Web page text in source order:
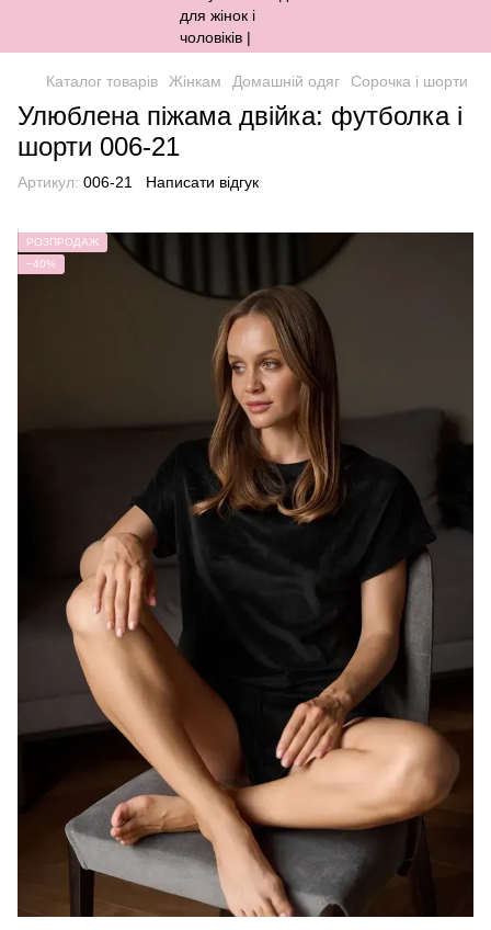
Каталог товарів Жінкам Домашній одяг Сорочка і шорти
Улюблена піжама двійка: футболка і
шорти 006-21
Артикул: 006-21 Написати відгук
РОЗПРОДАЖ
−40%